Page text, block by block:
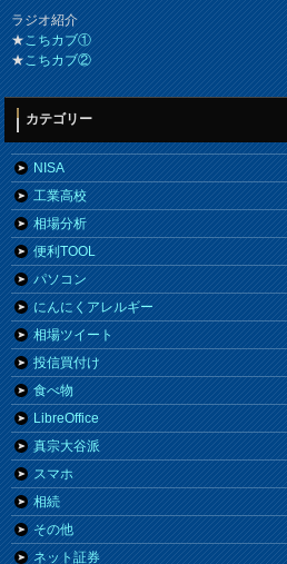
ラジオ紹介
★こちカブ①
★こちカブ②
カテゴリー
NISA
工業高校
相場分析
便利TOOL
パソコン
にんにくアレルギー
相場ツイート
投信買付け
食べ物
LibreOffice
真宗大谷派
スマホ
相続
その他
ネット証券